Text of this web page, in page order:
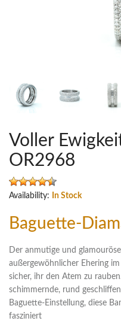
Voller
OR2968
Availability: In Stock
Baguette-
Der anmutige und
außergewöhnlicher Ehering
sicher, ihr den Atem zu
schimmernde, rund
Baguette-Einstellung, diese
fasziniert